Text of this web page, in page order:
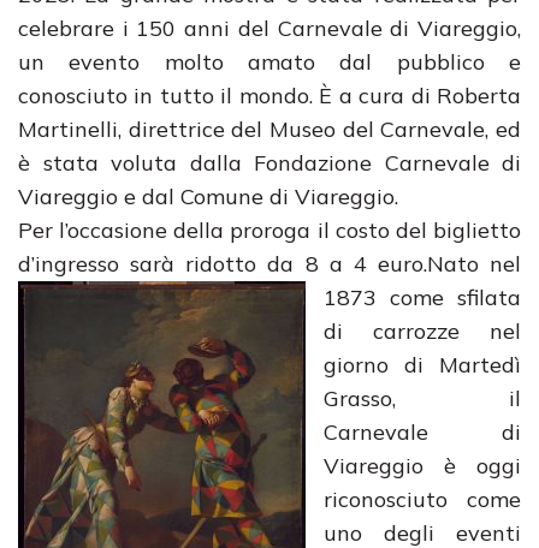
celebrare i 150 anni del Carnevale di Viareggio,
un evento molto amato dal pubblico e
conosciuto in tutto il mondo. È a cura di Roberta
Martinelli, direttrice del Museo del Carnevale, ed
è stata voluta dalla Fondazione Carnevale di
Viareggio e dal Comune di Viareggio.
Per l’occasione della proroga il costo del biglietto
d’ingresso sarà ridotto da 8 a 4 euro.Nato nel
1873 come sfilata
di carrozze nel
giorno di Martedì
Grasso, il
Carnevale di
Viareggio è oggi
riconosciuto come
uno degli eventi